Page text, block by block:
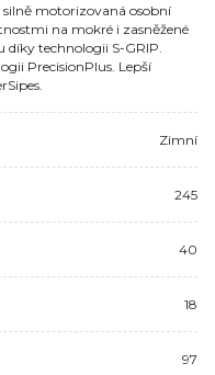
motorizovaná osobní
na mokré i zasněžené
díky technologii S-GRIP.
PrecisionPlus. Lepší
Zimní
245
40
18
97